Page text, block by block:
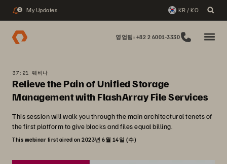
2 My Updates KR / KO
영업팀: +82 2 6001-3330
37:21 웨비나
Relieve the Pain of Unified Storage
Management with FlashArray File Services
This session will walk you through the main architectural tenets of
the first platform to give blocks and files equal billing.
This webinar first aired on 2023년 6월 14일 (수)